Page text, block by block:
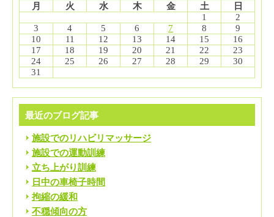
月
火 水 木 金 土
日
1
2
3
4 5 6 7 8
9
10
11 12 13 14 15
16
17
18 19 20 21 22
23
24
25 26 27 28 29
30
31
最近のブログ記事
施設でのリハビリマッサージ
施設での運動訓練
立ち上がり訓練
日中の車椅子時間
拘縮の緩和
不穏傾向の方